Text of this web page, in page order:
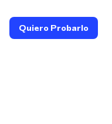
Quiero Probarlo